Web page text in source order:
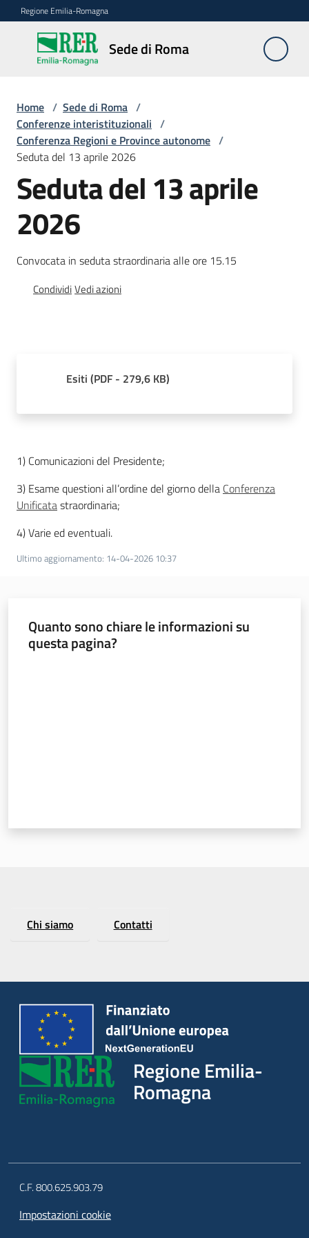
Vai al contenuto
Vai alla navigazione
Vai al footer
Regione Emilia-Romagna
Sede di Roma
Sede
di
Novità
Servizi
della
Sede
Conferenze
interistituzionali
Newsletter
Seguici
su
Servizi
Argomenti
Home / Sede di Roma /
Conferenze interistituzionali /
Conferenza Regioni e Province autonome /
Seduta del 13 aprile 2026
Seduta del 13 aprile
2026
Convocata in seduta straordinaria alle ore 15.15
CondividiVedi azioni
Esiti (PDF - 279,6 KB)
1) Comunicazioni del Presidente;
3) Esame questioni all’ordine del giorno della Conferenza
Unificatastraordinaria;
4) Varie ed eventuali.
Ultimo aggiornamento: 14-04-2026 10:37
Quanto sono chiare le informazioni su
questa pagina?
Chi siamo Contatti
Regione Emilia-
Romagna
C.F. 800.625.903.79
Impostazioni cookie